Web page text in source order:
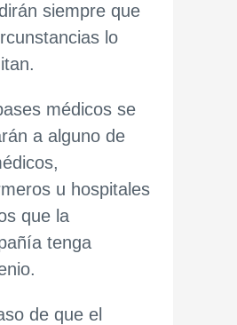
siempre que
lo
médicos se
a alguno de
u hospitales
que la
tenga
de que el